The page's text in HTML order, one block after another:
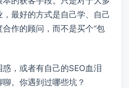
最好的方式是自己学、自己
作的顾问，而不是买个“包
，或者有自己的SEO血泪
。你遇到过哪些坑？